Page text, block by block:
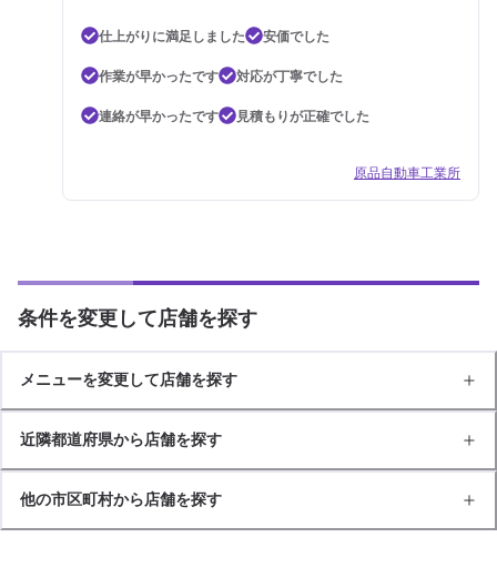
仕上がりに満足しました
安価でした
作業が早かったです
対応が丁寧でした
連絡が早かったです
見積もりが正確でした
原品自動車工業所
条件を変更して店舗を探す
メニューを変更して店舗を探す
近隣都道府県から店舗を探す
他の市区町村から店舗を探す